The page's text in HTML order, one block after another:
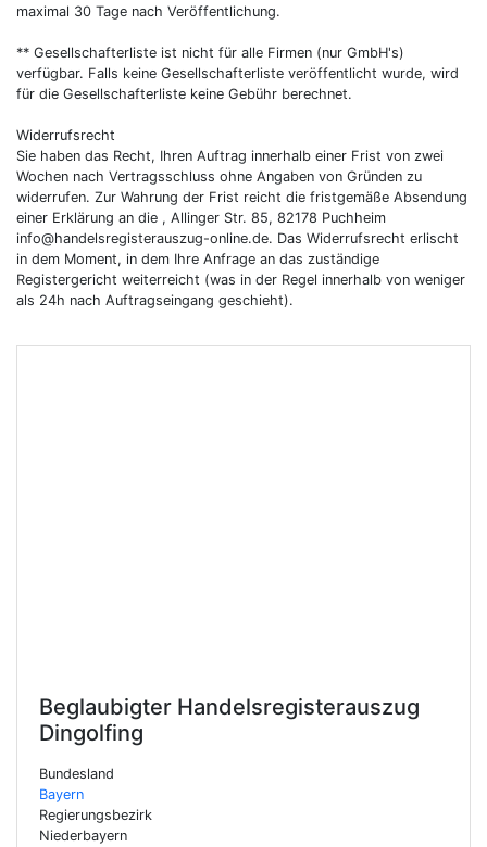
Beglaubigter Handelsregisterauszug
Dingolfing
Bundesland
Bayern
Regierungsbezirk
Niederbayern
maximal 30 Tage nach Veröffentlichung.
** Gesellschafterliste ist nicht für alle Firmen (nur GmbH's)
verfügbar. Falls keine Gesellschafterliste veröffentlicht wurde, wird
für die Gesellschafterliste keine Gebühr berechnet.
Widerrufsrecht
Sie haben das Recht, Ihren Auftrag innerhalb einer Frist von zwei
Wochen nach Vertragsschluss ohne Angaben von Gründen zu
widerrufen. Zur Wahrung der Frist reicht die fristgemäße Absendung
einer Erklärung an die , Allinger Str. 85, 82178 Puchheim
info@handelsregisterauszug-online.de. Das Widerrufsrecht erlischt
in dem Moment, in dem Ihre Anfrage an das zuständige
Registergericht weiterreicht (was in der Regel innerhalb von weniger
als 24h nach Auftragseingang geschieht).